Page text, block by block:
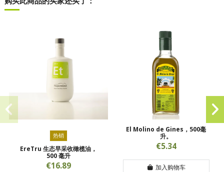
热销
EreTru 生态早采收橄榄油，
500 毫升
€16.89
El Molino de Gines，500毫
升。
€5.34
加入购物车